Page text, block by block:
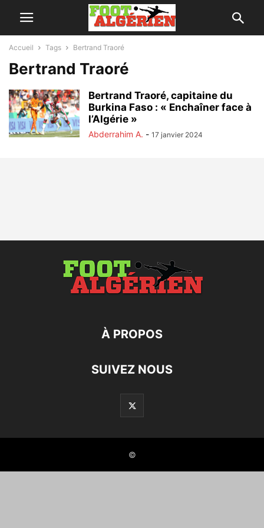
Accueil Tags Bertrand Traoré
Bertrand Traoré
Bertrand Traoré, capitaine du
Burkina Faso : « Enchaîner face à
l’Algérie »
Abderrahim A. - 17 janvier 2024
À PROPOS
SUIVEZ NOUS
©